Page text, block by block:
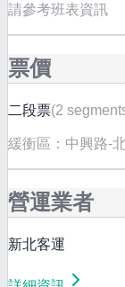
請參考班表資訊
票價
二段票(2
緩衝區： 中興路-
營運業者
新北客運